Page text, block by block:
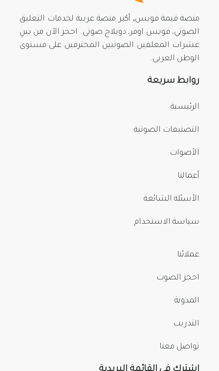
منصة قيمة فويس, أكبر منصة عربية لخدمات التعليق
الصوتي، فويس اوفر، دوبلاج صوتي. احجز الآن من بينِ
عشرات المعلقين الصوتيين المحترفين على مستوى
الوطن العربي.
روابط سريعة
الرئيسية
التصنيفات الصوتية
الأصوات
أعمالنا
الأسئلة الشائعة
سياسة الاستخدام
عملائنا
احجز الصوت
المدونة
التدريب
تواصل معنا